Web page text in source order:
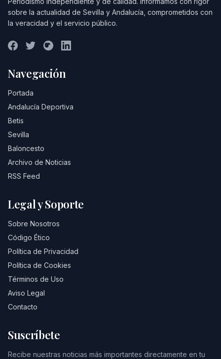
sobre la actualidad de Sevilla y Andalucía, comprometidos con
la veracidad y el servicio público.
Navegación
Portada
Andalucía Deportiva
Betis
Sevilla
Baloncesto
Archivo de Noticias
RSS Feed
Legal y Soporte
Sobre Nosotros
Código Ético
Política de Privacidad
Política de Cookies
Términos de Uso
Aviso Legal
Contacto
Suscríbete
Recibe nuestras noticias más importantes directamente en tu